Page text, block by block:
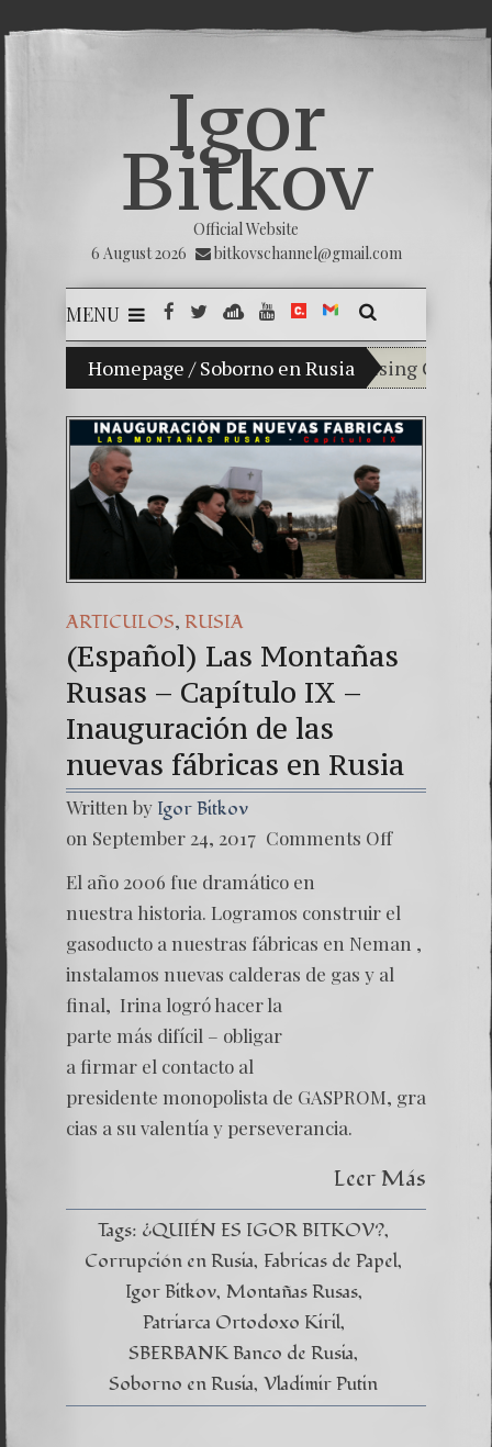
Igor
Bitkov
Official Website
6 August 2026
bitkovschannel@gmail.com
MENU
Homepage / Soborno en Rusia
My son Vladimir Bitkov, a promising
Breaking
(Español)
Criminality
(Español)
7. Our
ARTICULOS, RUSIA
(Español) Las Montañas
Rusas – Capítulo IX –
Inauguración de las
nuevas fábricas en Rusia
Written by Igor Bitkov
on September 24, 2017 Comments Off
El año 2006 fue dramático en
nuestra historia. Logramos construir el
gasoducto a nuestras fábricas en Neman ,
instalamos nuevas calderas de gas y al
final, Irina logró hacer la
parte más difícil – obligar
a firmar el contacto al
presidente monopolista de GASPROM, gra
cias a su valentía y perseverancia.
Leer Más
Tags: ¿QUIÉN ES IGOR BITKOV?
Corrupción en Rusia Fabricas de Papel
Igor Bitkov Montañas Rusas
Patriarca Ortodoxo Kiril
SBERBANK Banco de Rusia
Soborno en Rusia Vladimir Putin